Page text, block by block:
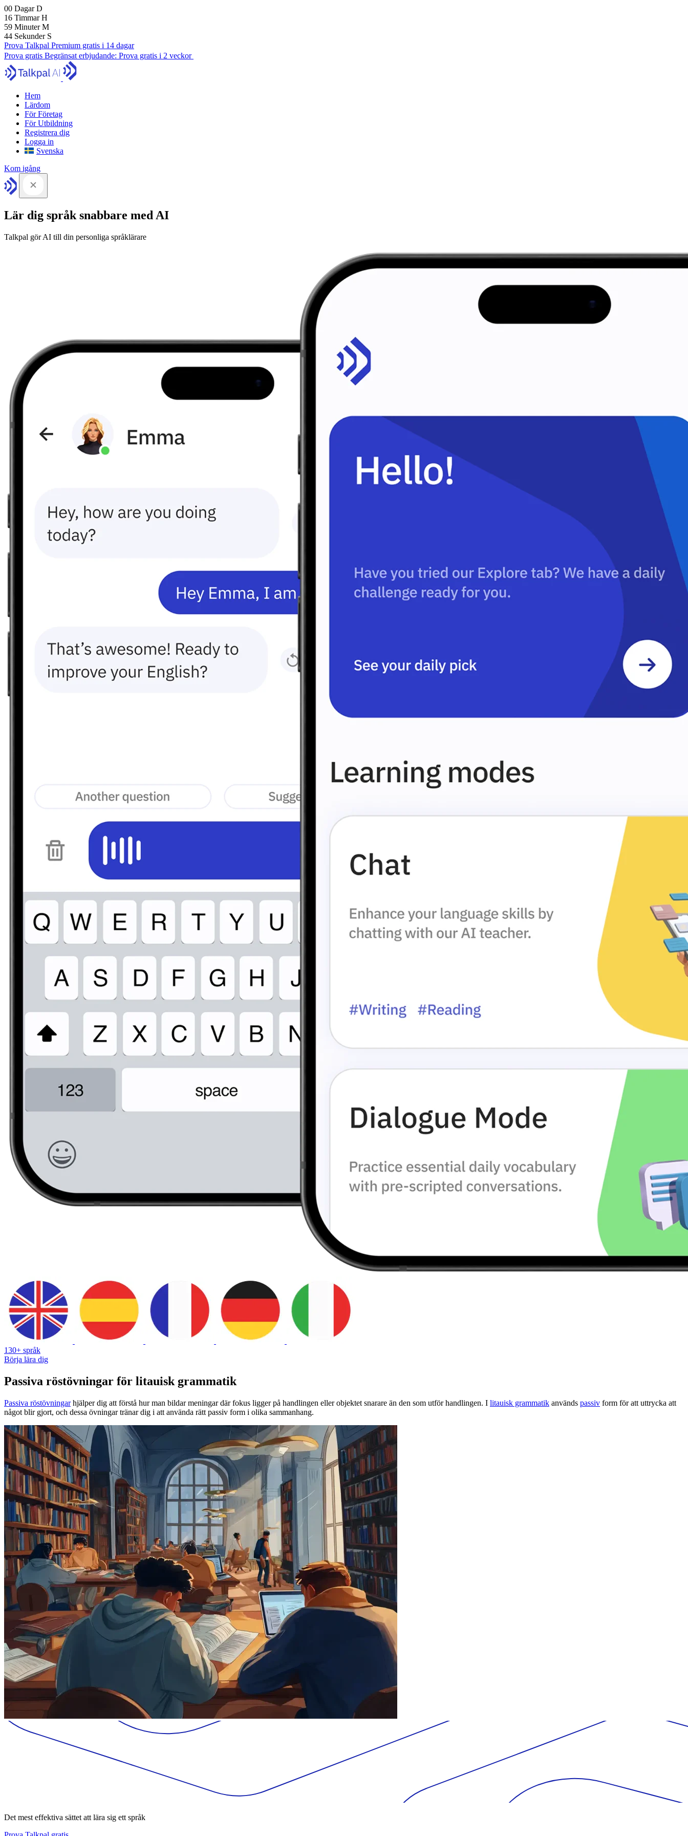
00 DagarD
16 TimmarH
59 MinuterM
43 Sekunder S
Prova Talkpal Premium gratis i 14 dagar
Prova gratis Begränsat erbjudande: Prova gratis i 2 veckor
Hem
Lärdom
För Företag
För Utbildning
Registrera dig
Logga in
Svenska
Kom igång
Lär dig språk snabbare med AI
Talkpal gör AI till din personliga språklärare
130+ språk
Börja lära dig
Passiva röstövningar för litauisk grammatik
Passiva röstövningarhjälper dig att förstå hur man bildar meningar där fokus ligger på handlingen eller objektet snarare än den som utför handlingen. I litauisk grammatik används passiv form för att uttrycka att
något blir gjort, och dessa övningar tränar dig i att använda rätt passiv form i olika sammanhang.
Det mest effektiva sättet att lära sig ett språk